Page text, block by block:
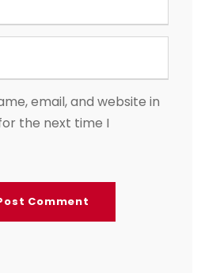
email, and website in
the next time I